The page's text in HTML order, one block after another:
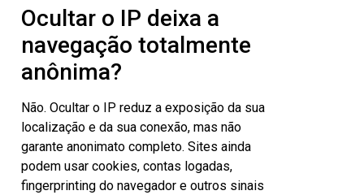
Ocultar o IP deixa a
navegação totalmente
anônima?
Não. Ocultar o IP reduz a exposição da sua
localização e da sua conexão, mas não
garante anonimato completo. Sites ainda
podem usar cookies, contas logadas,
fingerprinting do navegador e outros sinais